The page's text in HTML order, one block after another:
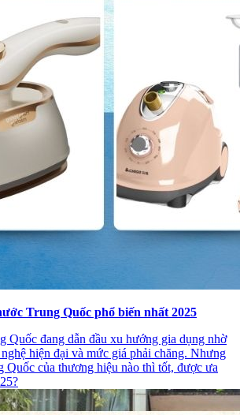
Trung Quốc phổ biến nhất 2025
Quốc đang dẫn đầu xu hướng gia dụng nhờ
hiện đại và mức giá phải chăng. Nhưng
Quốc của thương hiệu nào thì tốt, được ưa